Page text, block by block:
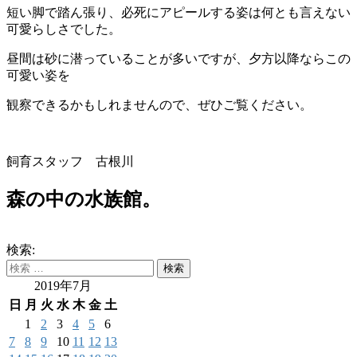
短い脚で踏ん張り、必死にアピールする姿は何とも言えない
可愛らしさでした。
昼間は砂に潜っていることが多いですが、夕方以降ならこの
可愛い姿を
観察できるかもしれませんので、ぜひご覧ください。
飼育スタッフ 古根川
森の中の水族館。
検索:
2019年7月
日
月 火 水 木 金 土
1
2 3 4 5
6
7
8 9 10 11 12 13